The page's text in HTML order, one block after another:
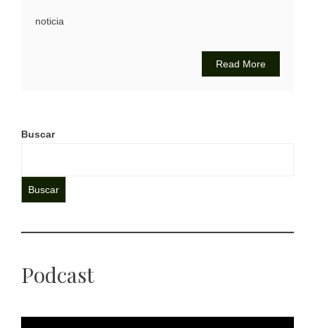
noticia
Read More
Buscar
Buscar
Podcast